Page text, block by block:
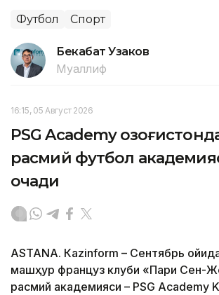
Футбол Спорт
Бекабат Узаков
Муаллиф
16:15, 05 Август 2026
PSG Academy
расмий футбол
очади
ASTANА. Кazinform – Сентябрь
машҳур француз клуби «Пари Сен-
расмий академияси – PSG Academy